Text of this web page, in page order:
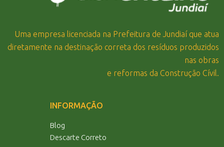
Uma empresa licenciada na Prefeitura de Jundiaí que atua
diretamente na destinação correta dos resíduos produzidos
nas obras
e reformas da Construção Cívil.
INFORMAÇÃO
Blog
Descarte Correto